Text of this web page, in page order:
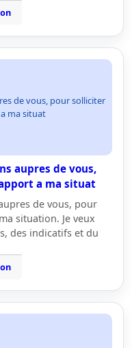
de vous, pour solliciter
ma situat
aupres de vous,
a ma situat
de vous, pour
situation. Je veux
des indicatifs et du